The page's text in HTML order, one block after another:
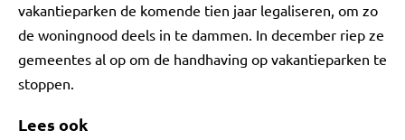
vakantieparken de komende tien jaar legaliseren, om zo
de woningnood deels in te dammen. In december riep ze
gemeentes al op om de handhaving op vakantieparken te
stoppen.
Lees ook